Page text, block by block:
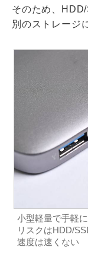
そのため、
別のストレージ
小型軽量で手軽
リスクはHDD/
速度は速くない